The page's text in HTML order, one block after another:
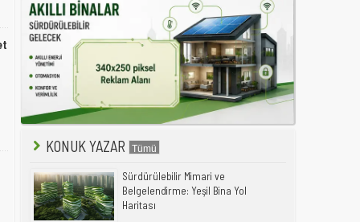
KONUK YAZAR
Sürdürülebilir Mimari ve
Belgelendirme: Yeşil Bina Yol
Haritası